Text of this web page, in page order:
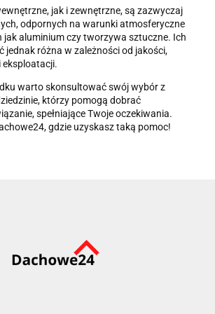
jak i zewnętrzne, są zazwyczaj
odpornych na warunki atmosferyczne
jak aluminium czy tworzywa sztuczne. Ich
jednak różna w zależności od jakości,
eksploatacji.
warto skonsultować swój wybór z
którzy pomogą dobrać
spełniające Twoje oczekiwania.
gdzie uzyskasz taką pomoc!